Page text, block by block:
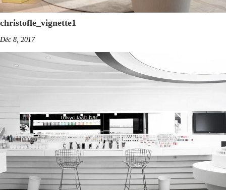
christofle_vignette1
Déc 8, 2017